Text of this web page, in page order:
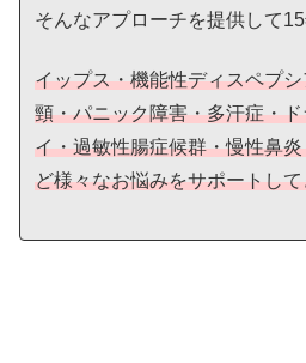
そんなアプローチを提供して
イップス・機能性ディスペプ
頸・パニック障害・多汗症・
イ・過敏性腸症候群・慢性鼻
ど様々なお悩みをサポートし